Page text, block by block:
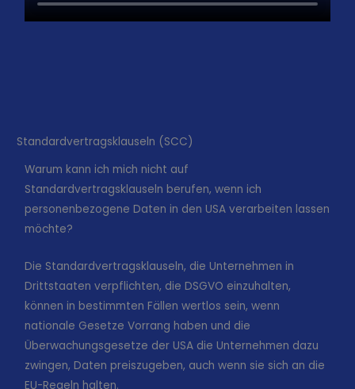
Standardvertragsklauseln (SCC)
Warum kann ich mich nicht auf
Standardvertragsklauseln berufen, wenn ich
personenbezogene Daten in den USA verarbeiten lassen
möchte?
Die Standardvertragsklauseln, die Unternehmen in
Drittstaaten verpflichten, die DSGVO einzuhalten,
können in bestimmten Fällen wertlos sein, wenn
nationale Gesetze Vorrang haben und die
Überwachungsgesetze der USA die Unternehmen dazu
zwingen, Daten preiszugeben, auch wenn sie sich an die
EU-Regeln halten.